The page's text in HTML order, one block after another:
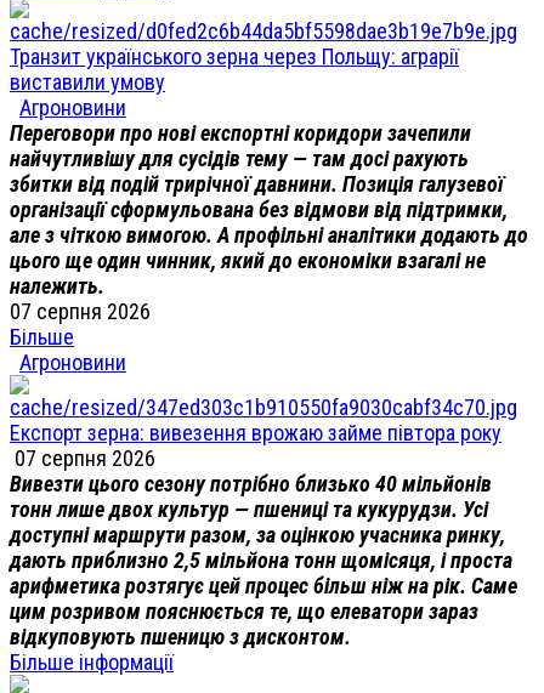
Транзит українського зерна через Польщу: аграрії
виставили умову
Агроновини
Переговори про нові експортні коридори зачепили
найчутливішу для сусідів тему — там досі рахують
збитки від подій трирічної давнини. Позиція галузевої
організації сформульована без відмови від підтримки,
але з чіткою вимогою. А профільні аналітики додають до
цього ще один чинник, який до економіки взагалі не
належить.
07 серпня 2026
Більше
Агроновини
Експорт зерна: вивезення врожаю займе півтора року
07 серпня 2026
Вивезти цього сезону потрібно близько 40 мільйонів
тонн лише двох культур — пшениці та кукурудзи. Усі
доступні маршрути разом, за оцінкою учасника ринку,
дають приблизно 2,5 мільйона тонн щомісяця, і проста
арифметика розтягує цей процес більш ніж на рік. Саме
цим розривом пояснюється те, що елеватори зараз
відкуповують пшеницю з дисконтом.
Більше інформації